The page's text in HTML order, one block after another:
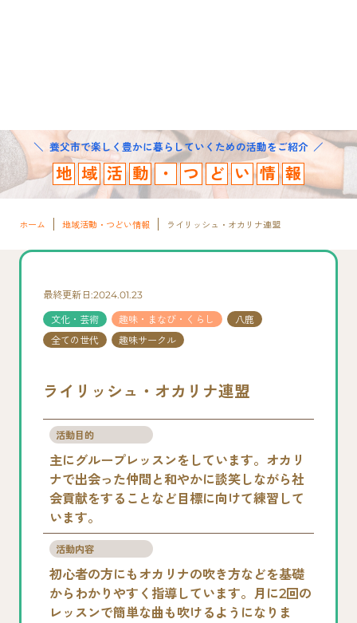
養父市で楽しく豊かに暮らしていくための活動をご紹介
地 域 活 動 ・ つ ど い 情 報
ホーム 地域活動・つどい情報 ライリッシュ・オカリナ連盟
最終更新日:2024.01.23
文化・芸術 趣味・まなび・くらし
八鹿
全ての世代
趣味サークル
ライリッシュ・オカリナ連盟
活動目的
主にグループレッスンをしています。オカリ
ナで出会った仲間と和やかに談笑しながら社
会貢献をすることなど目標に向けて練習して
います。
活動内容
初心者の方にもオカリナの吹き方などを基礎
からわかりやすく指導しています。月に2回の
レッスンで簡単な曲も吹けるようになりま